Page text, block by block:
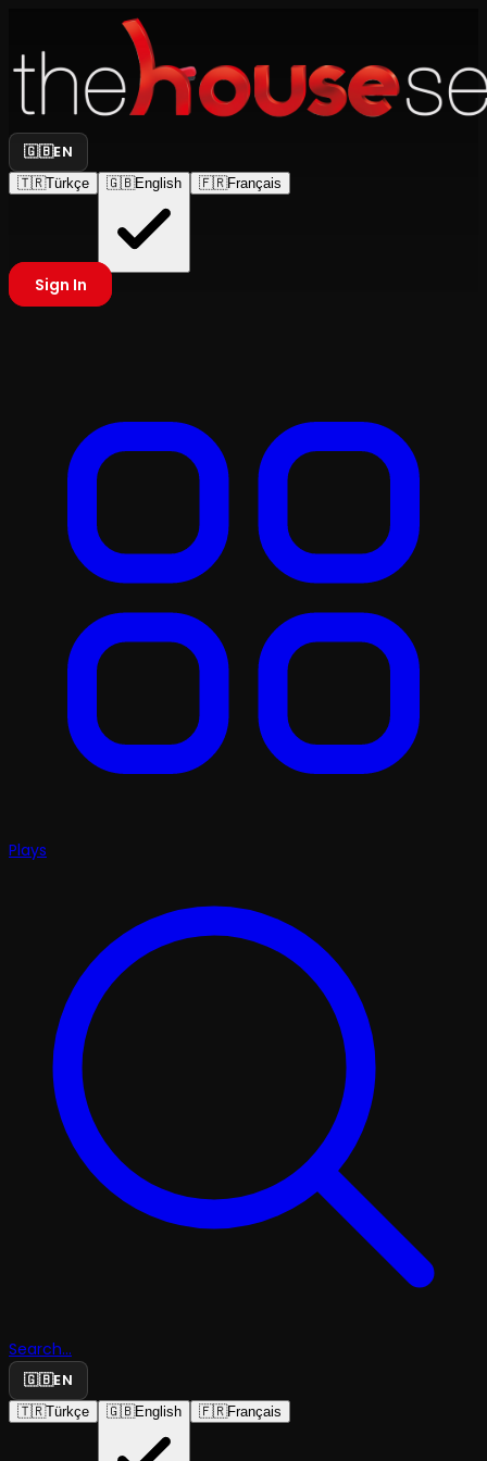
🇬🇧EN
🇹🇷Türkçe 🇬🇧English 🇫🇷Français
Sign In
Plays
Search...
🇬🇧EN
🇹🇷Türkçe 🇬🇧English 🇫🇷Français